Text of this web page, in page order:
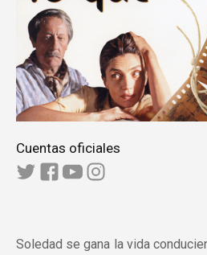
Cuentas oficiales
Soledad se gana la vida